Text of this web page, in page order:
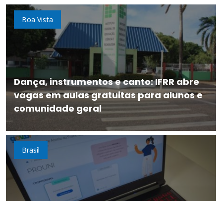
Boa Vista
Dança, instrumentos e canto: IFRR abre
vagas em aulas gratuitas para alunos e
comunidade geral
Brasil